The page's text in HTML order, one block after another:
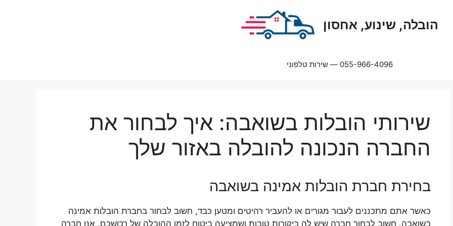
הובלה, שינוע, אחסון
055-966-4096 — שירות טלפוני
שירותי הובלות בשואבה: איך לבחור את
החברה הנכונה להובלה באזור שלך
בחירת חברת הובלות אמינה בשואבה
כאשר אתם מתכננים לעבור מגורים או להעביר רהיטים ומטען כבד, חשוב לבחור בחברת הובלות אמינה
בשואבה. חשוב לבחור חברה שיש לה ביקורות טובות ושמציעה ביטוח לזמן ההובלה של רכושכם. אנו חברה